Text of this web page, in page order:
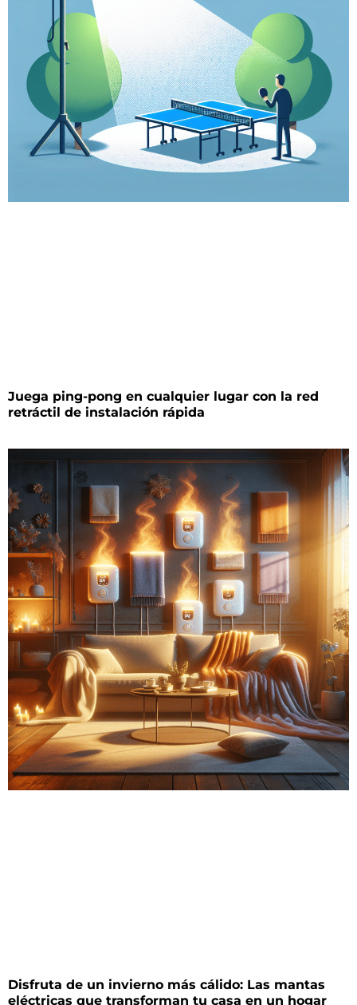
Juega ping-pong en cualquier lugar con la red
retráctil de instalación rápida
Disfruta de un invierno más cálido: Las mantas
eléctricas que transforman tu casa en un hogar